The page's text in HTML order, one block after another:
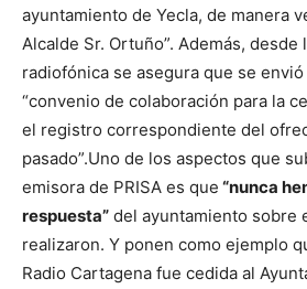
ayuntamiento de Yecla, de manera
Alcalde Sr. Ortuño”. Además, desde
radiofónica se asegura que se
“convenio de colaboración para la
el registro correspondiente del
pasado”.Uno de los aspectos que
emisora de PRISA es que “nunca
respuesta” del ayuntamiento sobre
realizaron. Y ponen como ejemplo
Radio Cartagena fue cedida al